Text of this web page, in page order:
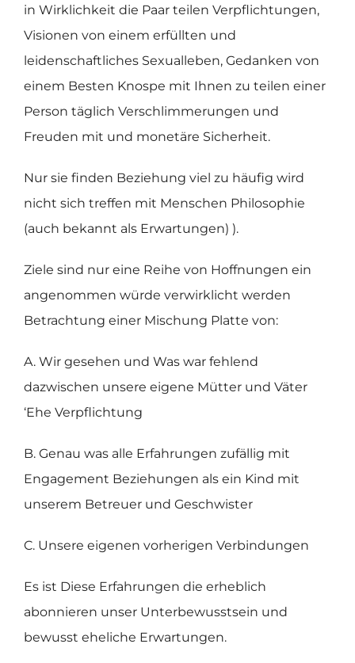
in Wirklichkeit die Paar teilen Verpflichtungen,
Visionen von einem erfüllten und
leidenschaftliches Sexualleben, Gedanken von
einem Besten Knospe mit Ihnen zu teilen einer
Person täglich Verschlimmerungen und
Freuden mit und monetäre Sicherheit.
Nur sie finden Beziehung viel zu häufig wird
nicht sich treffen mit Menschen Philosophie
(auch bekannt als Erwartungen) ).
Ziele sind nur eine Reihe von Hoffnungen ein
angenommen würde verwirklicht werden
Betrachtung einer Mischung Platte von:
A. Wir gesehen und Was war fehlend
dazwischen unsere eigene Mütter und Väter
‘Ehe Verpflichtung
B. Genau was alle Erfahrungen zufällig mit
Engagement Beziehungen als ein Kind mit
unserem Betreuer und Geschwister
C. Unsere eigenen vorherigen Verbindungen
Es ist Diese Erfahrungen die erheblich
abonnieren unser Unterbewusstsein und
bewusst eheliche Erwartungen.